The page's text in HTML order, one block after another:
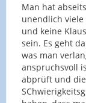
Man hat
unendlich
und keine
sein. Es geht
was man
anspruchsvoll
abprüft und